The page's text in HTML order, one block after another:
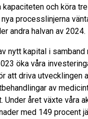
kapaciteten och köra
processlinjerna
andra halvan av 2024.
nytt kapital i samband
öka våra
att driva utvecklingen
av
Under året växte våra
med 149 procent